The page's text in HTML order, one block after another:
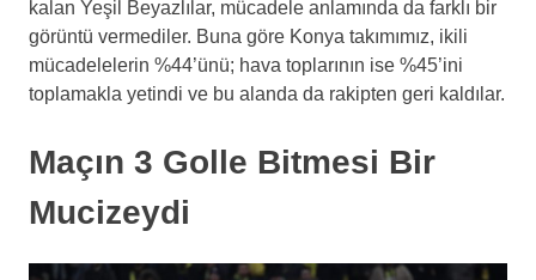
kalan Yeşil Beyazlılar, mücadele anlamında da farklı bir
görüntü vermediler. Buna göre Konya takımımız, ikili
mücadelelerin %44’ünü; hava toplarının ise %45’ini
toplamakla yetindi ve bu alanda da rakipten geri kaldılar.
Maçın 3 Golle Bitmesi Bir
Mucizeydi